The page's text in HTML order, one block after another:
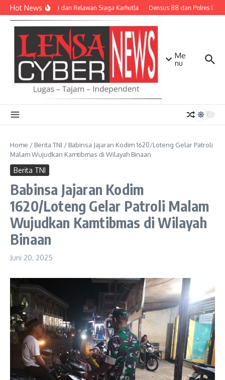
Lewati ke konten
Hot NewsTNI-Polri dan Relawan Siaga Karhutla Densus 88 dan Polres
Me
nu
Home / Berita TNI / Babinsa Jajaran Kodim 1620/Loteng Gelar Patroli
Malam Wujudkan Kamtibmas di Wilayah Binaan
Berita TNI
Babinsa Jajaran Kodim
1620/Loteng Gelar Patroli Malam
Wujudkan Kamtibmas di Wilayah
Binaan
Juni 20, 2025